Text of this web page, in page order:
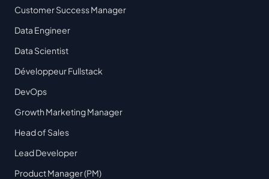
Customer Success Manager
Data Engineer
Data Scientist
Développeur Fullstack
DevOps
Growth Marketing Manager
Head of Sales
Lead Developer
Product Manager (PM)